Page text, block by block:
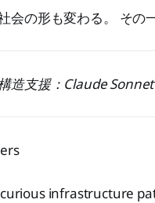
会の形も変わる。 その
造支援：Claude
infrastructure